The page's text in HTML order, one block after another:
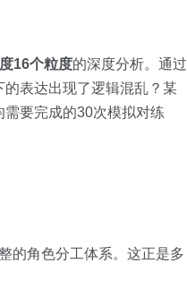
16个粒度的深度分析。通过
表达出现了逻辑混乱？某
要完成的30次模拟对练
的角色分工体系。这正是多